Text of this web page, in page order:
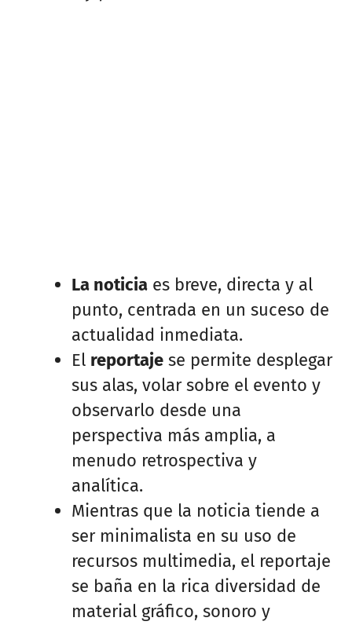
La noticia es breve, directa y al
punto, centrada en un suceso de
actualidad inmediata.
El reportaje se permite desplegar
sus alas, volar sobre el evento y
observarlo desde una
perspectiva más amplia, a
menudo retrospectiva y
analítica.
Mientras que la noticia tiende a
ser minimalista en su uso de
recursos multimedia, el reportaje
se baña en la rica diversidad de
material gráfico, sonoro y